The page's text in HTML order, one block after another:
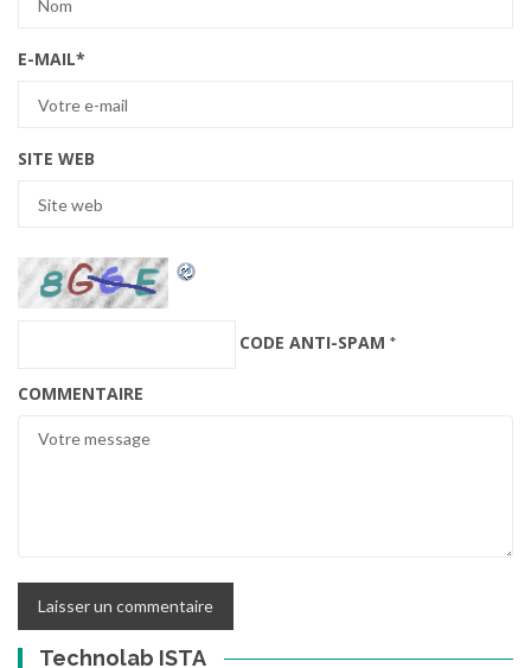
E-MAIL*
SITE WEB
CODE ANTI-SPAM *
COMMENTAIRE
Technolab ISTA